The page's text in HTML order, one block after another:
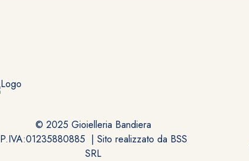
© 2025 Gioielleria Bandiera
P.IVA:01235880885 | Sito realizzato da BSS
SRL